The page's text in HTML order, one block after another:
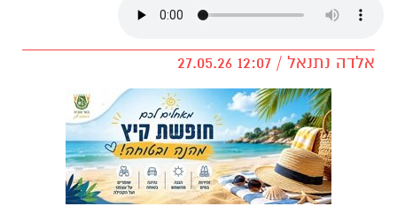
אלדה נתנאל / 12:07 27.05.26